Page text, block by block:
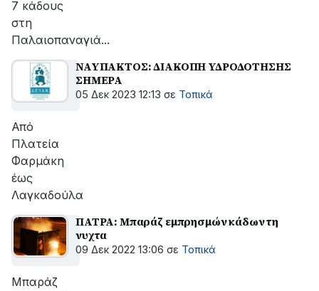
7 κάδους
στη
Παλαιοπαναγιά...
ΝΑΥΠΑΚΤΟΣ: ΔΙΑΚΟΠΗ ΥΔΡΟΔΟΤΗΣΗΣ
ΣΗΜΕΡΑ
05 Δεκ 2023 12:13 σε Τοπικά
Από
Πλατεία
Φαρμάκη
έως
Λαγκαδούλα
ΠΑΤΡΑ: Μπαράζ εμπρησμών κάδων τη
νυχτα
09 Δεκ 2022 13:06 σε Τοπικά
Μπαράζ